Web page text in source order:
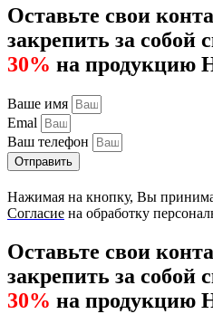
Оставьте свои
закрепить за собой
30% на продукцию
Ваше имя
Emal
Ваш телефон
Отправить
Нажимая на кнопку, Вы
Согласие на обработку
Оставьте свои
закрепить за собой
30% на продукцию